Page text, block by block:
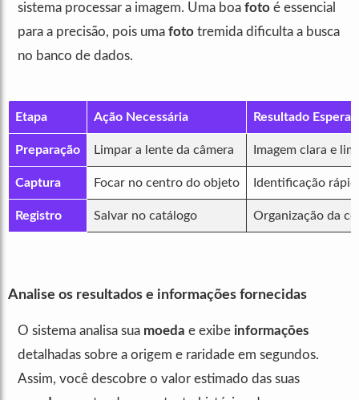
sistema processar a imagem. Uma boa foto é essencial
para a precisão, pois uma foto tremida dificulta a busca
no banco de dados.
Etapa Ação Necessária Resultado
Preparação Limpar a lente da câmera Imagem clara e
Captura Focar no centro do objeto Identificação
Registro Salvar no catálogo Organização da
Analise os resultados e informações fornecidas
O sistema analisa sua moeda e exibe informações
detalhadas sobre a origem e raridade em segundos.
Assim, você descobre o valor estimado das suas